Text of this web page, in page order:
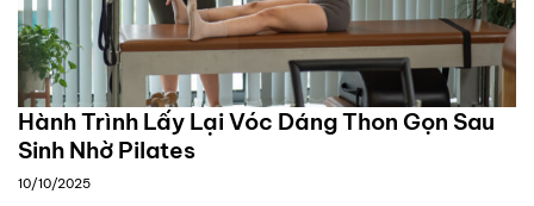
Hành Trình Lấy Lại Vóc Dáng Thon Gọn Sau
Sinh Nhờ Pilates
10/10/2025